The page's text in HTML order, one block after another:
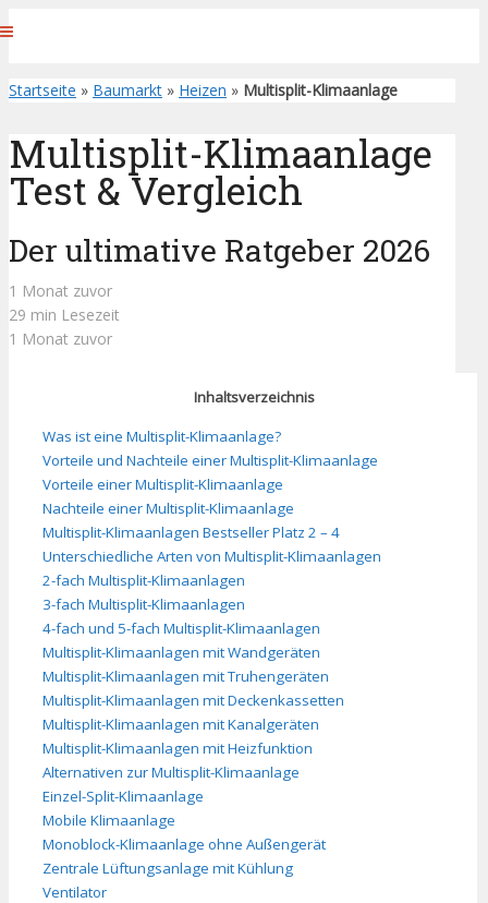
Startseite » Baumarkt » Heizen » Multisplit-Klimaanlage
Multisplit-Klimaanlage
Test & Vergleich
Der ultimative Ratgeber 2026
1 Monat zuvor
29 min Lesezeit
1 Monat zuvor
Inhaltsverzeichnis
Was ist eine Multisplit-Klimaanlage?
Vorteile und Nachteile einer Multisplit-Klimaanlage
Vorteile einer Multisplit-Klimaanlage
Nachteile einer Multisplit-Klimaanlage
Multisplit-Klimaanlagen Bestseller Platz 2 – 4
Unterschiedliche Arten von Multisplit-Klimaanlagen
2-fach Multisplit-Klimaanlagen
3-fach Multisplit-Klimaanlagen
4-fach und 5-fach Multisplit-Klimaanlagen
Multisplit-Klimaanlagen mit Wandgeräten
Multisplit-Klimaanlagen mit Truhengeräten
Multisplit-Klimaanlagen mit Deckenkassetten
Multisplit-Klimaanlagen mit Kanalgeräten
Multisplit-Klimaanlagen mit Heizfunktion
Alternativen zur Multisplit-Klimaanlage
Einzel-Split-Klimaanlage
Mobile Klimaanlage
Monoblock-Klimaanlage ohne Außengerät
Zentrale Lüftungsanlage mit Kühlung
Ventilator